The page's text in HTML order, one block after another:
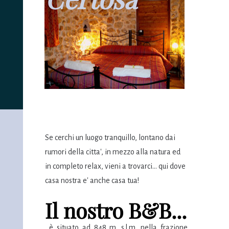
Se cerchi un luogo tranquillo, lontano dai
rumori della citta', in mezzo alla natura ed
in completo relax, vieni a trovarci... qui dove
casa nostra e' anche casa tua!
Il nostro B&B...